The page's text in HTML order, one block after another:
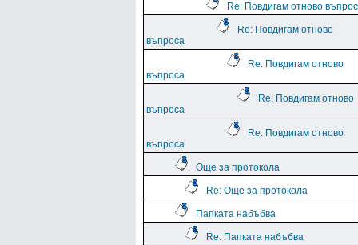
Re: Повдигам отново
Re: Повдигам отново
въпроса
Re: Повдигам отново
въпроса
Re: Повдигам отново
въпроса
Re: Повдигам отново
въпроса
Още за протокола
Re: Още за протокола
Папката набъбва
Re: Папката набъбва